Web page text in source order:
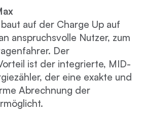
auf der Charge Up auf
anspruchsvolle Nutzer, zum
Der
ist der integrierte, MID-
der eine exakte und
Abrechnung der